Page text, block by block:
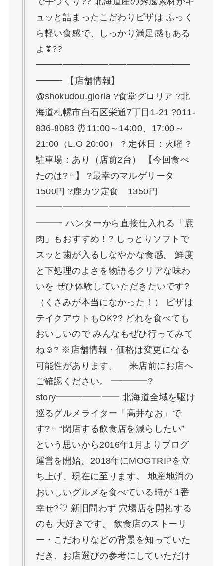
ュッと詰まったこだわりピザは ふっく
ら軽い食感で、しっかり満足感もある
よ❣??
━━━━━━━━━━━━━━━━━
━━━ 【店舗情報】
@shokudou.gloria ?食堂グロリア ?北
海道札幌市白石区栄通7丁目1-21 ?011-
836-8083 ⏰11:00～14:00、17:00～
21:00（L.O 20:00） ? 定休日：火曜 ?
駐車場：あり（店前2台） 【今回食べ
たのは?‍♀️】 ?最幸のマルゲリータ
1500円 ?鹿カツ定食 1350円
━━━━━━━━━━━━━━━━━
━━━ ハンターから直接仕入れる「鹿
肉」もおすすめ！? しっとりソフトで
スッと歯が入るしなやかな食感。 鮮度
と下処理のよさを物語るクリアな味わ
いを ぜひ体験していただきたいです?
（くさみが本当になかった！） ピザは
テイクアウトもOK?? どれを食べても
おいしいので みんなもぜひ行ってみて
ね☺️? ※店舗情報・価格は変更になる
可能性があります。 来店前にお店へ
ご確認ください。 ━━━━?
story━━━━━━━ 北海道全域を駆け
巡るグルメライター「高井なお」で
す?‍♀️ “閉店する飲食店を減らしたい”
という思いから2016年1月よりブログ
運営を開始。2018年にMOGTRIPを立
ち上げ、現在に至ります。 地産地消の
おいしいグルメを食べている時が 1番
幸せ?♡ 新旧問わず 穴場店を開拓する
のも 大好きです。 飲食店のストーリ
ー・こだわりなどの背景を知っていた
だき、お店選びの参考にしていただけ